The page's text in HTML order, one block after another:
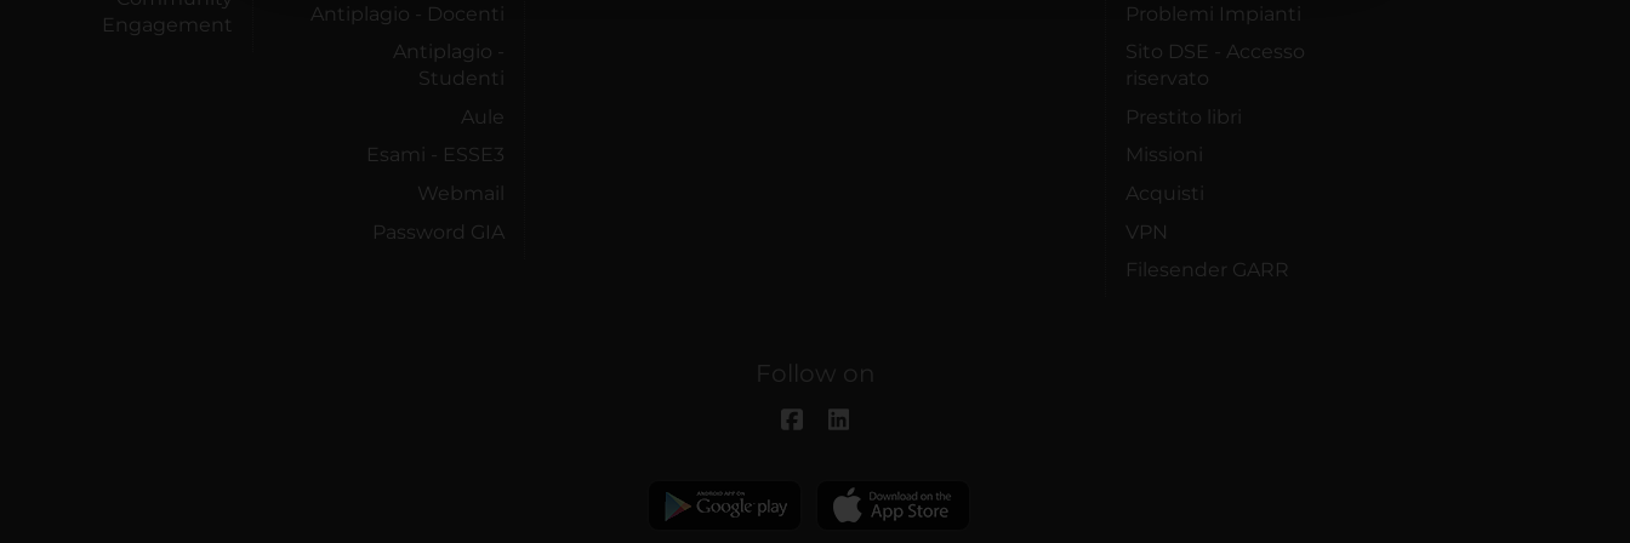
Engagement
Antiplagio - Docenti
Antiplagio -
Studenti
Aule
Esami - ESSE3
Webmail
Password GIA
Problemi Impianti
Sito DSE - Accesso
riservato
Prestito libri
Missioni
Acquisti
VPN
Filesender GARR
Follow on